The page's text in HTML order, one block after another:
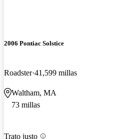
2006 Pontiac Solstice
Roadster 41,599 millas
Waltham, MA
73 millas
Trato justo